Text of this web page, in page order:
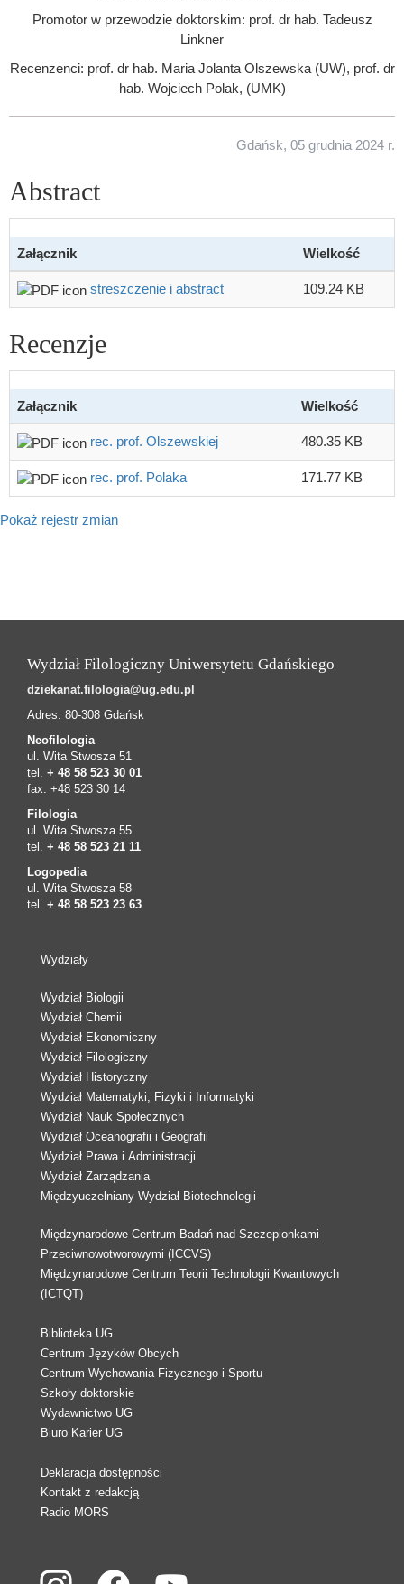
Promotor w przewodzie doktorskim: prof. dr hab. Tadeusz
Linkner
Recenzenci: prof. dr hab. Maria Jolanta Olszewska (UW), prof. dr
hab. Wojciech Polak, (UMK)
Gdańsk, 05 grudnia 2024 r.
Abstract
Załącznik Wielkość
streszczenie i abstract 109.24 KB
Recenzje
Załącznik Wielkość
rec. prof. Olszewskiej 480.35 KB
rec. prof. Polaka 171.77 KB
Pokaż rejestr zmian
Wydział Filologiczny Uniwersytetu Gdańskiego
dziekanat.filologia@ug.edu.pl
Adres: 80-308 Gdańsk
Neofilologia
ul. Wita Stwosza 51
tel. + 48 58 523 30 01
fax. +48 523 30 14
Filologia
ul. Wita Stwosza 55
tel. + 48 58 523 21 11
Logopedia
ul. Wita Stwosza 58
tel. + 48 58 523 23 63
Wydziały
Wydział Biologii
Wydział Chemii
Wydział Ekonomiczny
Wydział Filologiczny
Wydział Historyczny
Wydział Matematyki, Fizyki i Informatyki
Wydział Nauk Społecznych
Wydział Oceanografii i Geografii
Wydział Prawa i Administracji
Wydział Zarządzania
Międzyuczelniany Wydział Biotechnologii
Międzynarodowe Centrum Badań nad Szczepionkami
Przeciwnowotworowymi (ICCVS)
Międzynarodowe Centrum Teorii Technologii Kwantowych
(ICTQT)
Biblioteka UG
Centrum Języków Obcych
Centrum Wychowania Fizycznego i Sportu
Szkoły doktorskie
Wydawnictwo UG
Biuro Karier UG
Deklaracja dostępności
Kontakt z redakcją
Radio MORS